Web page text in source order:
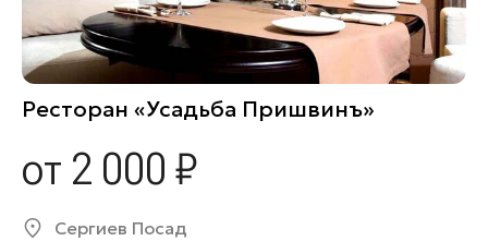
Ресторан «Усадьба Пришвинъ»
от 2 000 ₽
Сергиев Посад